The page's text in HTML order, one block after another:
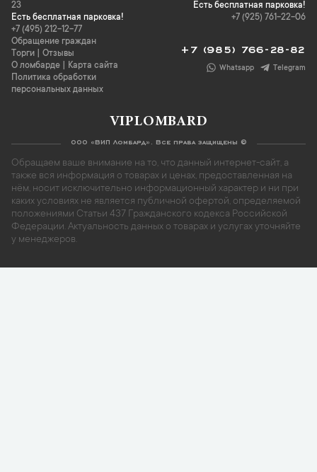
23
Есть бесплатная парковка!
+7 (495) 212-12-77
Обращение граждан
Торги
Отзывы
О ломбарде
Карта сайта
Политика обработки
персональных данных
Есть бесплатная парковка!
+7 (925) 761-22-06
+7 (985) 766-28-82
Whatsapp Telegram
VIPLOMBARD
ООО «ВИП Ломбард». Все права защищены ©
Обращаем ваше внимание на то, что данный интернет-сайт, а
также вся информация о товарах и ценах, предоставленная на
нём, носит исключительно информационный характер и ни при
каких условиях не является публичной офертой, определяемой
положениями Статьи 437 Гражданского кодекса Российской
Федерации. Актуальность данных о товарах и услугах уточняйте
у менеджеров.